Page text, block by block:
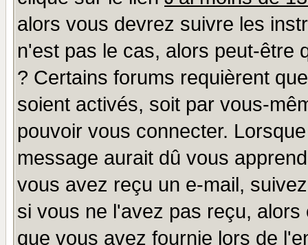
alors vous devrez suivre les
n'est pas le cas, alors peut-être
? Certains forums requièrent
soient activés, soit par vous-
pouvoir vous connecter.
message aurait dû vous
vous avez reçu un e-mail,
si vous ne l'avez pas reçu,
que vous avez fournie lors de